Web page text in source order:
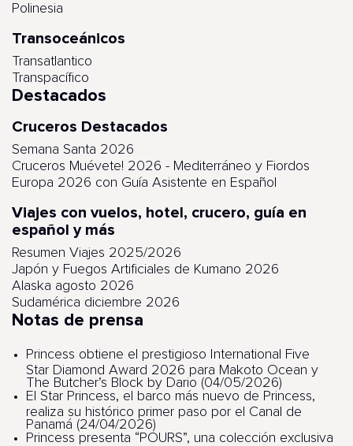
Polinesia
Transoceánicos
Transatlantico
Transpacífico
Destacados
Cruceros Destacados
Semana Santa 2026
Cruceros Muévete! 2026 - Mediterráneo y Fiordos
Europa 2026 con Guía Asistente en Español
Viajes con vuelos, hotel, crucero, guía en
español y más
Resumen Viajes 2025/2026
Japón y Fuegos Artificiales de Kumano 2026
Alaska agosto 2026
Sudamérica diciembre 2026
Notas de prensa
Princess obtiene el prestigioso International Five
Star Diamond Award 2026 para Makoto Ocean y
The Butcher’s Block by Dario (04/05/2026)
El Star Princess, el barco más nuevo de Princess,
realiza su histórico primer paso por el Canal de
Panamá (24/04/2026)
Princess presenta “POURS”, una colección exclusiva